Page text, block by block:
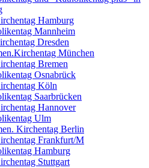
Hamburg
Mannheim
Dresden
München
Bremen
Osnabrück
Köln
Saarbrücken
Hannover
Ulm
Kirchentag Berlin
Frankfurt/M
Hamburg
Stuttgart